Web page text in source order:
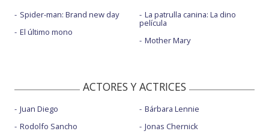
Spider-man: Brand new day
El último mono
La patrulla canina: La dino
película
Mother Mary
ACTORES Y ACTRICES
Juan Diego
Rodolfo Sancho
Bárbara Lennie
Jonas Chernick